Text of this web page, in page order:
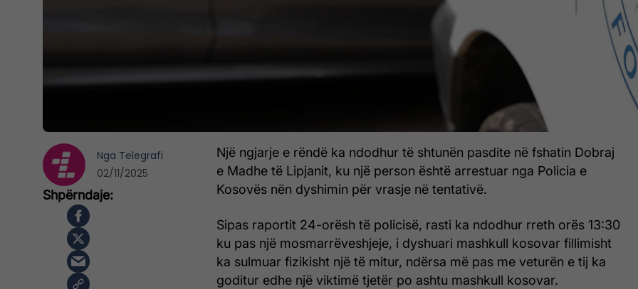
Një ngjarje e rëndë ka ndodhur të shtunën pasdite në fshatin Dobraj
e Madhe të Lipjanit, ku një person është arrestuar nga Policia e
Kosovës nën dyshimin për vrasje në tentativë.
Sipas raportit 24-orësh të policisë, rasti ka ndodhur rreth orës 13:30
ku pas një mosmarrëveshjeje, i dyshuari mashkull kosovar fillimisht
ka sulmuar fizikisht një të mitur, ndërsa më pas me veturën e tij ka
goditur edhe një viktimë tjetër po ashtu mashkull kosovar.
Nga Telegrafi
02/11/2025